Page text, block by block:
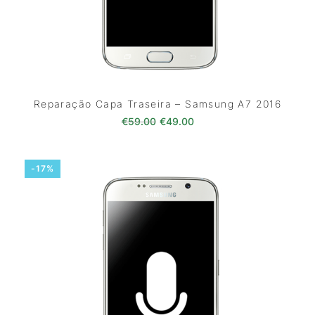
Reparação Capa Traseira – Samsung A7 2016
€59.00 O preço original era: €59.00.
€49.00O preço atual é:
-17%